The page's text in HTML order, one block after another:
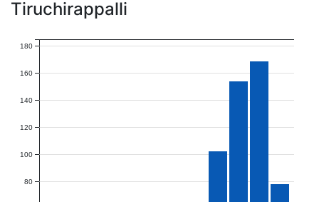
Tiruchirappalli
80
100
120
140
160
180